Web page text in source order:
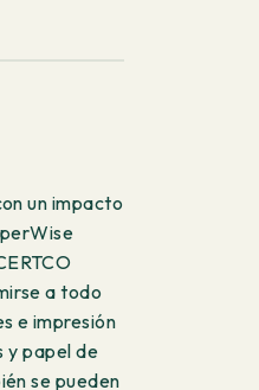
un impacto
a todo
e impresión
y papel de
se pueden